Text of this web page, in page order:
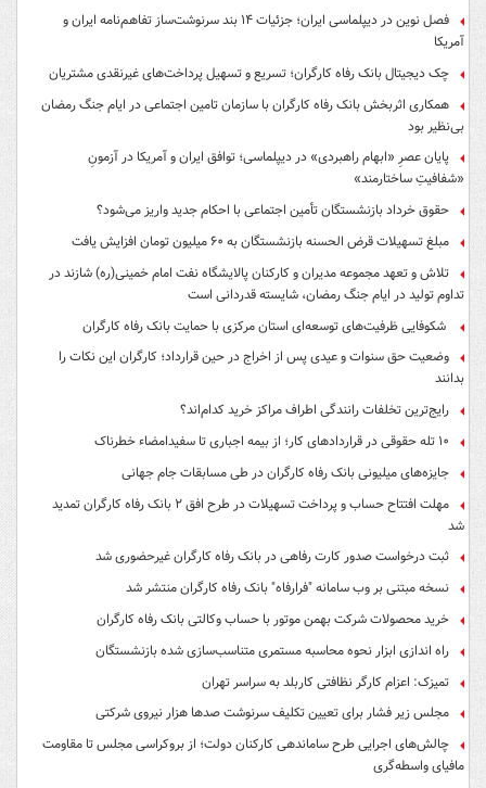
فصل نوین در دیپلماسی ایران؛ جزئیات ۱۴ بند سرنوشت‌ساز تفاهم‌نامه ایران و
آمریکا
چک دیجیتال بانک رفاه کارگران؛ تسریع و تسهیل پرداخت‌های غیرنقدی مشتریان
همکاری اثربخش بانک رفاه کارگران با سازمان تامین اجتماعی در ایام جنگ رمضان
بی‌نظیر بود
پایان عصرِ «ابهام راهبردی» در دیپلماسی؛ توافق ایران و آمریکا در آزمونِ
«شفافیتِ ساختارمند»
حقوق خرداد بازنشستگان تأمین اجتماعی با احکام جدید واریز می‌شود؟
مبلغ تسهیلات قرض الحسنه بازنشستگان به ۶۰ میلیون تومان افزایش یافت
تلاش و تعهد مجموعه مدیران و کارکنان پالایشگاه نفت امام خمینی(ره) شازند در
تداوم تولید در ایام جنگ رمضان، شایسته قدردانی است
شکوفایی ظرفیت‌های توسعه‌ای استان مرکزی با حمایت بانک رفاه کارگران
وضعیت حق سنوات و عیدی پس از اخراج در حین قرارداد؛ کارگران این نکات را
بدانند
رایج‌ترین تخلفات رانندگی اطراف مراکز خرید کدام‌اند؟
۱۰ تله حقوقی در قراردادهای کار؛ از بیمه اجباری تا سفیدامضاء خطرناک
جایزه‌های میلیونی بانک رفاه کارگران در طی مسابقات جام جهانی
مهلت افتتاح حساب و پرداخت تسهیلات در طرح افق ۲ بانک رفاه کارگران تمدید
شد
ثبت درخواست صدور کارت رفاهی در بانک رفاه کارگران غیرحضوری شد
نسخه مبتنی بر وب سامانه "فرارفاه" بانک رفاه کارگران منتشر شد
خرید محصولات شرکت بهمن موتور با حساب وکالتی بانک رفاه کارگران
راه اندازی ابزار نحوه محاسبه مستمری متناسب‌سازی شده بازنشستگان
تمیزک: اعزام کارگر نظافتی کاربلد به سراسر تهران
مجلس زیر فشار برای تعیین تکلیف سرنوشت صدها هزار نیروی شرکتی
چالش‌های اجرایی طرح ساماندهی کارکنان دولت؛ از بروکراسی مجلس تا مقاومت
مافیای واسطه‌گری